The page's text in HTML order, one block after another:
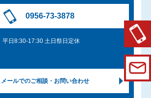
0956-73-3878
平日8:30-17:30 土日祭日定休
メールでのご相談・お問い合わせ